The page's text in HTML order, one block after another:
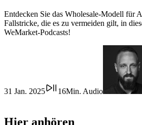
Entdecken Sie das Wholesale-Modell für
Fallstricke, die es zu vermeiden gilt, in
WeMarket-Podcasts!
31 Jan. 2025 16Min. Audio
Hier anhören